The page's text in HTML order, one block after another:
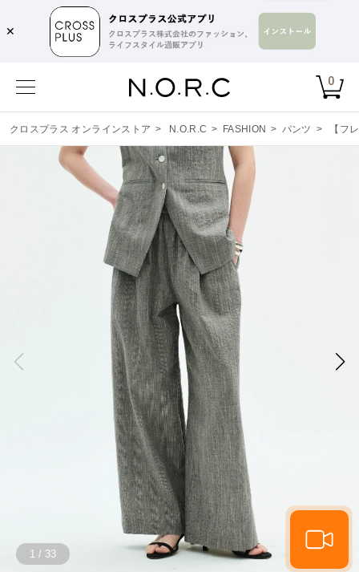
✕
0
クロスプラス オンラインストア > N.O.R.C > FASHION > パンツ > 【フ
1 / 33